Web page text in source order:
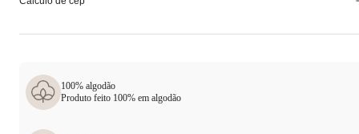
100% algodão
Produto feito 100% em algodão